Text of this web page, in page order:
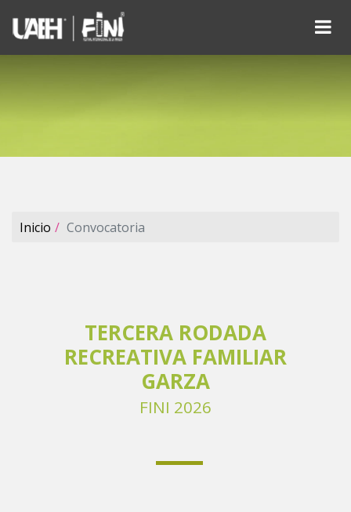
Inicio Convocatoria
TERCERA RODADA
RECREATIVA FAMILIAR
GARZA
FINI 2026